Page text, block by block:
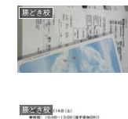
勝どき校
勝どき校